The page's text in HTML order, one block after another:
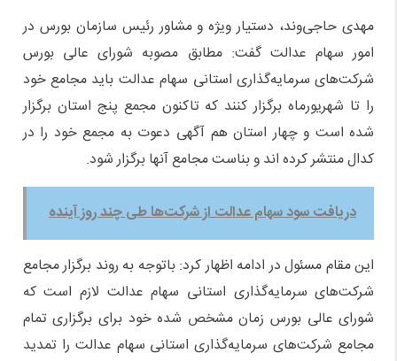
مهدی حاجی‌وند، دستیار ویژه و مشاور رئیس سازمان بورس در
امور سهام عدالت گفت: مطابق مصوبه شورای عالی بورس
شرکت‌های سرمایه‌گذاری استانی سهام عدالت باید مجامع خود
را تا شهریورماه برگزار کنند که تاکنون مجمع پنج استان برگزار
شده است و چهار استان هم آگهی دعوت به مجمع خود را در
کدال منتشر کرده اند و بناست مجامع آنها برگزار شود.
دریافت سود سهام عدالت از شرکت‌ها طی چند روز آینده
این مقام مسئول در ادامه اظهار کرد: باتوجه به روند برگزار مجامع
شرکت‌های سرمایه‌گذاری استانی سهام عدالت لازم است که
شورای عالی بورس زمان مشخص شده خود برای برگزاری تمام
مجامع شرکت‌های سرمایه‌گذاری استانی سهام عدالت را تمدید